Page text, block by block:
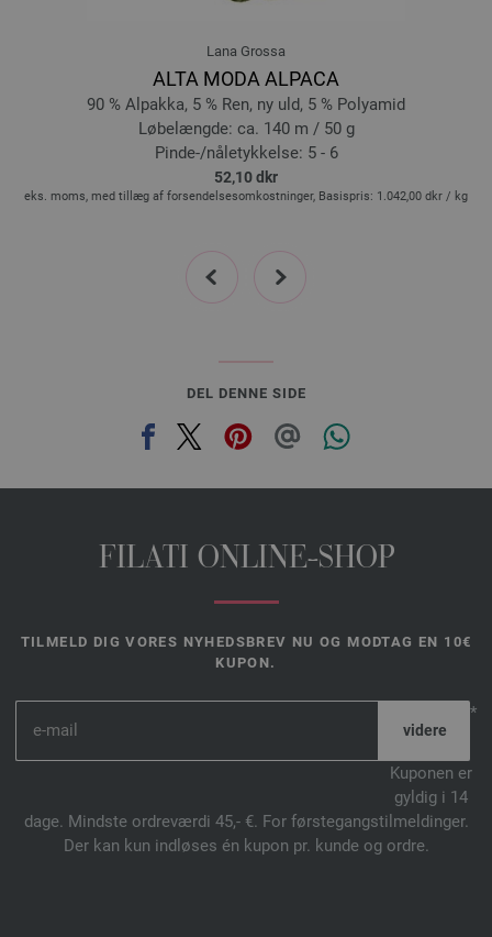
24-violetblå | EAN: 4033493405997
25-marine | EAN: 4033493406000
26-natblå | EAN: 4033493406017
Lana Grossa
ALTA MODA ALPACA
90 % Alpakka, 5 % Ren, ny uld, 5 % Polyamid
Løbelængde: ca. 140 m / 50 g
Pinde-/nåletykkelse: 5 - 6
52,10 dkr
eks. moms, med tillæg af forsendelsesomkostninger, Basispris: 1.042,00 dkr / kg
prev next
DEL DENNE SIDE
FILATI ONLINE-SHOP
TILMELD DIG VORES NYHEDSBREV NU OG MODTAG EN 10€
KUPON.
*
Kuponen er
gyldig i 14
dage. Mindste ordreværdi 45,- €. For førstegangstilmeldinger.
Der kan kun indløses én kupon pr. kunde og ordre.